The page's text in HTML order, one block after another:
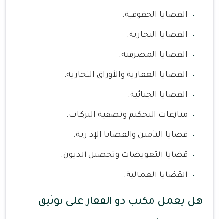
القضايا الحقوقية.
القضايا التجارية.
القضايا المصرفية.
القضايا العقارية والأوراق التجارية.
القضايا الجنائية.
منازعات التحكيم وتصفية التركات.
قضايا التأمين والقضايا الإدارية.
قضايا التعويضات وتحصيل الديون.
القضايا العمالية.
هل يعمل مكتب ذو الفقار على توثيق